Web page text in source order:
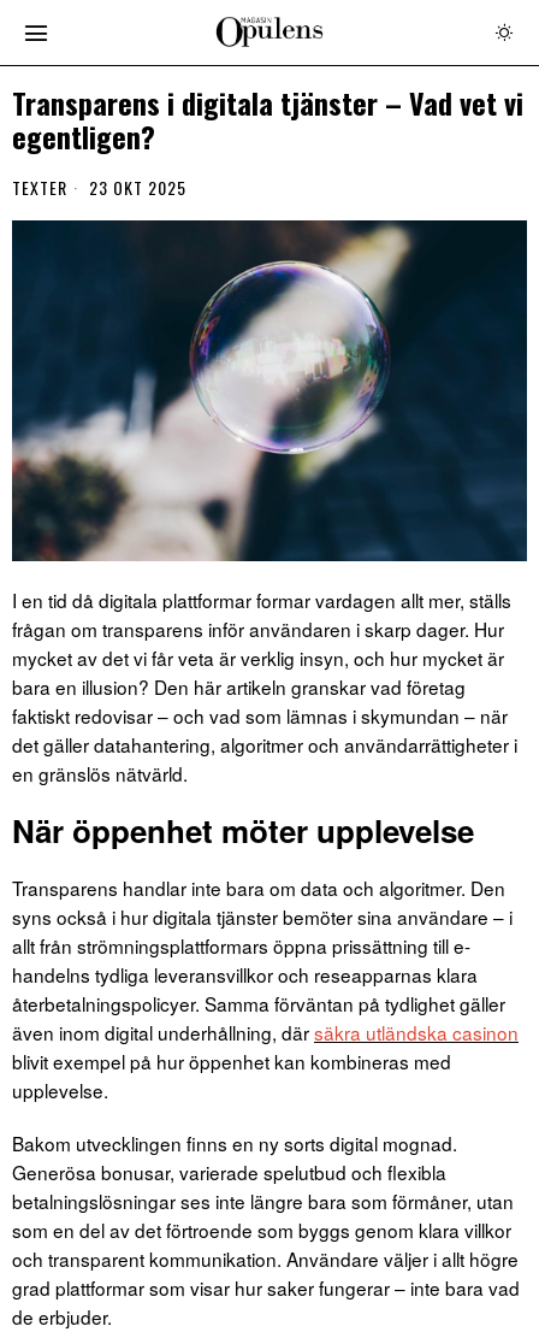
Transparens i digitala tjänster – Vad vet vi
egentligen?
TEXTER 23 OKT 2025
I en tid då digitala plattformar formar vardagen allt mer, ställs
frågan om transparens inför användaren i skarp dager. Hur
mycket av det vi får veta är verklig insyn, och hur mycket är
bara en illusion? Den här artikeln granskar vad företag
faktiskt redovisar – och vad som lämnas i skymundan – när
det gäller datahantering, algoritmer och användarrättigheter i
en gränslös nätvärld.
När öppenhet möter upplevelse
Transparens handlar inte bara om data och algoritmer. Den
syns också i hur digitala tjänster bemöter sina användare – i
allt från strömningsplattformars öppna prissättning till e-
handelns tydliga leveransvillkor och reseapparnas klara
återbetalningspolicyer. Samma förväntan på tydlighet gäller
även inom digital underhållning, därsäkra utländska casinon
blivit exempel på hur öppenhet kan kombineras med
upplevelse.
Bakom utvecklingen finns en ny sorts digital mognad.
Generösa bonusar, varierade spelutbud och flexibla
betalningslösningar ses inte längre bara som förmåner, utan
som en del av det förtroende som byggs genom klara villkor
och transparent kommunikation. Användare väljer i allt högre
grad plattformar som visar hur saker fungerar – inte bara vad
de erbjuder.